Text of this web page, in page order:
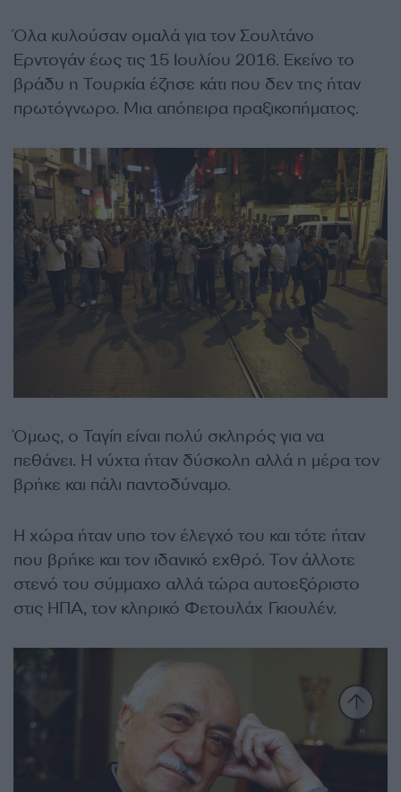
Όλα κυλούσαν ομαλά για τον Σουλτάνο
Ερντογάν έως τις 15 Ιουλίου 2016. Εκείνο το
βράδυ η Τουρκία έζησε κάτι που δεν της ήταν
πρωτόγνωρο. Μια απόπειρα πραξικοπήματος.
Όμως, ο Ταγίπ είναι πολύ σκληρός για να
πεθάνει. Η νύχτα ήταν δύσκολη αλλά η μέρα τον
βρήκε και πάλι παντοδύναμο.
Η χώρα ήταν υπο τον έλεγχό του και τότε ήταν
που βρήκε και τον ιδανικό εχθρό. Τον άλλοτε
στενό του σύμμαχο αλλά τώρα αυτοεξόριστο
στις ΗΠΑ, τον κληρικό Φετουλάχ Γκιουλέν.